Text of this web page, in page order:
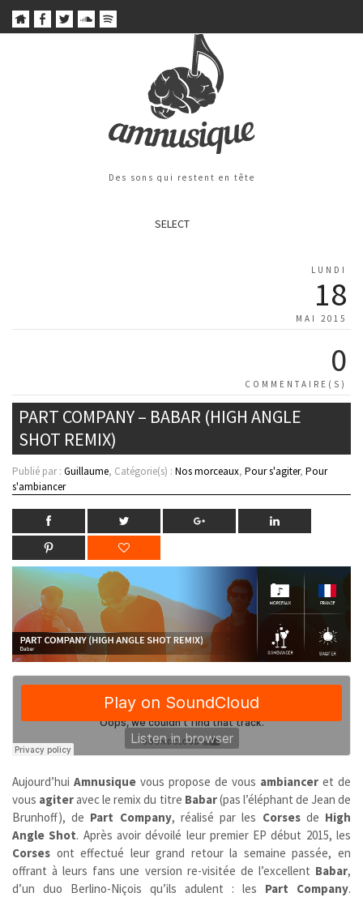
Des sons qui restent en tête
SELECT
LUNDI
18
MAI 2015
0
COMMENTAIRE(S)
PART COMPANY – BABAR (HIGH ANGLE
SHOT REMIX)
Publié par : Guillaume, Catégorie(s) : Nos morceaux, Pour s'agiter, Pour
s'ambiancer
Aujourd’hui Amnusique vous propose de vous ambiancer et de
vous agiteravec le remix du titre Babar(pas l’éléphant de Jean de
Brunhoff), de Part Company, réalisé par les Corsesde High
Angle Shot. Après avoir dévoilé leur premier EP début 2015, les
Corses ont effectué leur grand retour la semaine passée, en
offrant à leurs fans une version re-visitée de l’excellent Babar,
d’un duo Berlino-Niçois qu’ils adulent : les Part Company.